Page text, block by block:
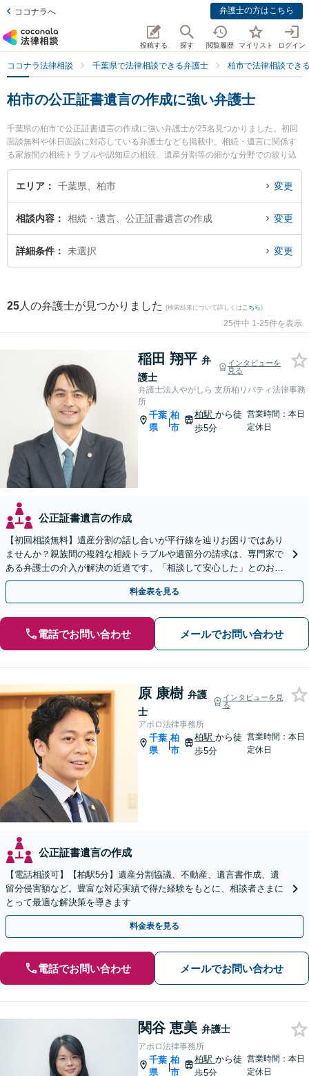
ココナラへ 弁護士の方はこちら
投稿する 探す 閲覧履歴 マイリスト ログイン
ココナラ法律相談 千葉県で法律相談できる弁護士 柏市で法律相談でき
柏市の公正証書遺言の作成に強い弁護士
千葉県の柏市で公正証書遺言の作成に強い弁護士が25名見つかりました。初回
面談無料や休日面談に対応している弁護士なども掲載中。相続・遺言に関係す
る家族間の相続トラブルや認知症の相続、遺産分割等の細かな分野での絞り込
み検索もでき便利です。特に弁護士法人やがしら 支所柏リバティ法律事務所の
稲田 翔平弁護士やアポロ法律事務所の原 康樹弁護士、アポロ法律事務所の関谷
士に相談したい』『公正証書遺言の作成のトラブル解決の実績豊富な近くの弁
護士を検索したい』『初回相談無料で公正証書遺言の作成を法律相談できる柏
市内の弁護士に相談予約したい』などでお困りの相談者さんにおすすめです。
エリア 千葉県、柏市 変更
相談内容 相続・遺言、公正証書遺言の作成 変更
詳細条件 未選択 変更
25 人の弁護士が見つかりました (検索結果について詳しくは こちら)
25件中 1-25件を表示
稲田 翔平 弁
護士
インタビューを
見る
弁護士法人やがしら 支所柏リバティ法律事務
所
千葉
県
|
柏
市
柏駅から徒
歩5分
営業時間：本日
定休日
公正証書遺言の作成
【初回相談無料】遺産分割の話し合いが平行線を辿りお困りではあり
ませんか？親族間の複雑な相続トラブルや遺留分の請求は、専門家で
ある弁護士の介入が解決の近道です。「相談して安心した」とのお声
も多数。柏駅徒歩5分の当事務所へまずはご相談ください。
料金表を見る
電話でお問い合わせ メールでお問い合わせ
原 康樹 弁護
士
インタビューを見
る
アポロ法律事務所
千葉
県
|
柏
市
柏駅から徒
歩5分
営業時間：本日
定休日
公正証書遺言の作成
【電話相談可】【柏駅5分】遺産分割協議、不動産、遺言書作成、遺
留分侵害額など。豊富な対応実績で得た経験をもとに、相談者さまに
とって最適な解決策を導きます
料金表を見る
電話でお問い合わせ メールでお問い合わせ
関谷 恵美 弁護士
アポロ法律事務所
千葉
県
|
柏
市
柏駅から徒
歩5分
営業時間：本日
定休日